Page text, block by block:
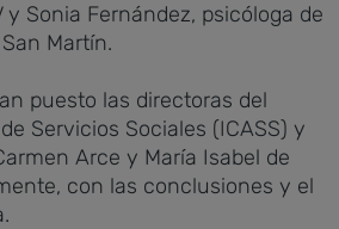
y Sonia Fernández, psicóloga de
Martín.
puesto las directoras del
Servicios Sociales (ICASS) y
Arce y María Isabel de
con las conclusiones y el